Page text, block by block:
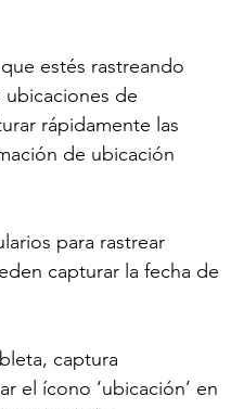
de pruebas Productividad
Smartsheet Aplicación móvil
estés rastreando
de
rápidamente las
de ubicación
para rastrear
capturar la fecha de
captura
el ícono ‘ubicación’ en